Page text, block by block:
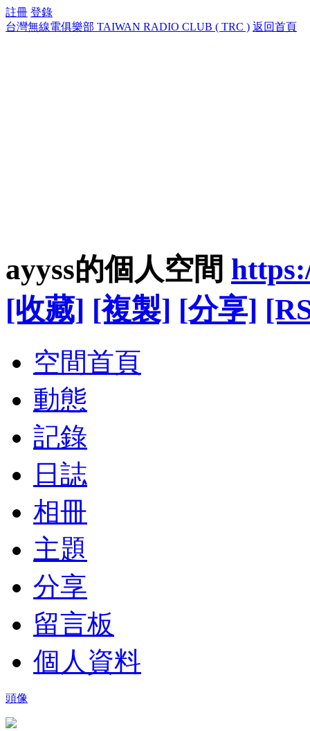
註冊 登錄
台灣無線電俱樂部 TAIWAN RADIO CLUB ( TRC ) 返回首頁
ayyss的個人空間
[收藏] [複製] [分享]
空間首頁
動態
記錄
日誌
相冊
主題
分享
留言板
個人資料
頭像